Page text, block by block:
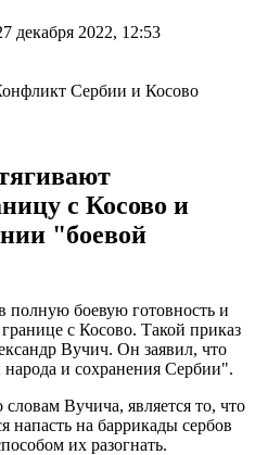
декабря 2022, 12:53
с Косово и
"боевой
боевую готовность и
с Косово. Такой приказ
Вучич. Он заявил, что
и сохранения Сербии".
Вучича, является то, что
напасть на баррикады сербов
их разогнать.